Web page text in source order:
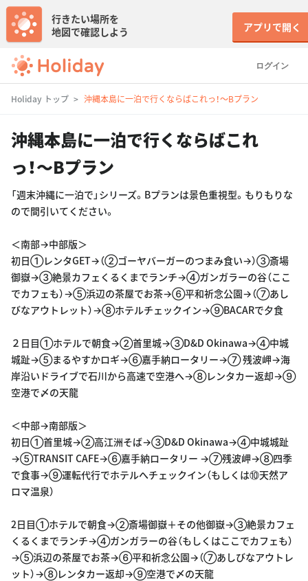
ログイン
行きたい場所を
地図で確認しよう
アプリで開く
Holiday トップ 沖縄本島に一泊で行くならばこれっ！〜Bプラン
沖縄本島に一泊で行くならばこれ
っ！〜Bプラン
「週末沖縄に一泊で」シリーズ。Bプランは景色重視型。もりもりな
ので間引いてください。
＜南部→中部版＞
初日①レンタGET→（②ゴーヤバーガーのつまみ食い→）③斎場
御嶽→③絶景カフェくるくまでランチ→④ガンガラーの谷（ここ
でカフェも）→⑤浜辺の茶屋でお茶→⑥平和祈念公園→（⑦あし
びなアウトレット）→⑧ホテルチェックイン→⑨BACARで夕食
２日目①ホテルで朝食→②首里城→③D&D Okinawa→④中城
城趾→⑤まるやすかロギ→⑥嘉手納ロータリー→⑦ 残波岬→海
岸沿いドライブで石川から高速で空港へ→⑧レンタカー返却→⑨
空港で〆の天龍
＜中部→南部版＞
初日①首里城→②高江洲そば→③D&D Okinawa→④中城城趾
→⑤TRANSIT CAFE→⑥嘉手納ロータリー →⑦残波岬→⑧四季
で食事→⑨運転代行でホテルへチェックイン（もしくは⑩天然ア
ロマ温泉）
2日目①ホテルで朝食→②斎場御嶽＋その他御嶽→③絶景カフェ
くるくまでランチ→④ガンガラーの谷（もしくはここでカフェも）
→⑤浜辺の茶屋でお茶→⑥平和祈念公園→（⑦あしびなアウトレ
ット）→⑧レンタカー返却→⑨空港で〆の天龍